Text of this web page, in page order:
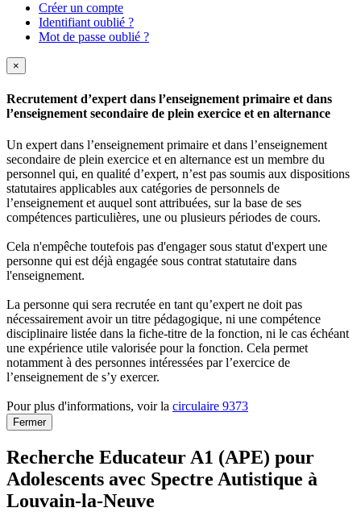
Créer un compte
Identifiant oublié ?
Mot de passe oublié ?
×
Recrutement d’expert dans l’enseignement primaire et dans
l’enseignement secondaire de plein exercice et en alternance
Un expert dans l’enseignement primaire et dans l’enseignement
secondaire de plein exercice et en alternance est un membre du
personnel qui, en qualité d’expert, n’est pas soumis aux dispositions
statutaires applicables aux catégories de personnels de
l’enseignement et auquel sont attribuées, sur la base de ses
compétences particulières, une ou plusieurs périodes de cours.
Cela n'empêche toutefois pas d'engager sous statut d'expert une
personne qui est déjà engagée sous contrat statutaire dans
l'enseignement.
La personne qui sera recrutée en tant qu’expert ne doit pas
nécessairement avoir un titre pédagogique, ni une compétence
disciplinaire listée dans la fiche-titre de la fonction, ni le cas échéant
une expérience utile valorisée pour la fonction. Cela permet
notamment à des personnes intéressées par l’exercice de
l’enseignement de s’y exercer.
Pour plus d'informations, voir la circulaire 9373
Fermer
Recherche Educateur A1 (APE) pour
Adolescents avec Spectre Autistique à
Louvain-la-Neuve